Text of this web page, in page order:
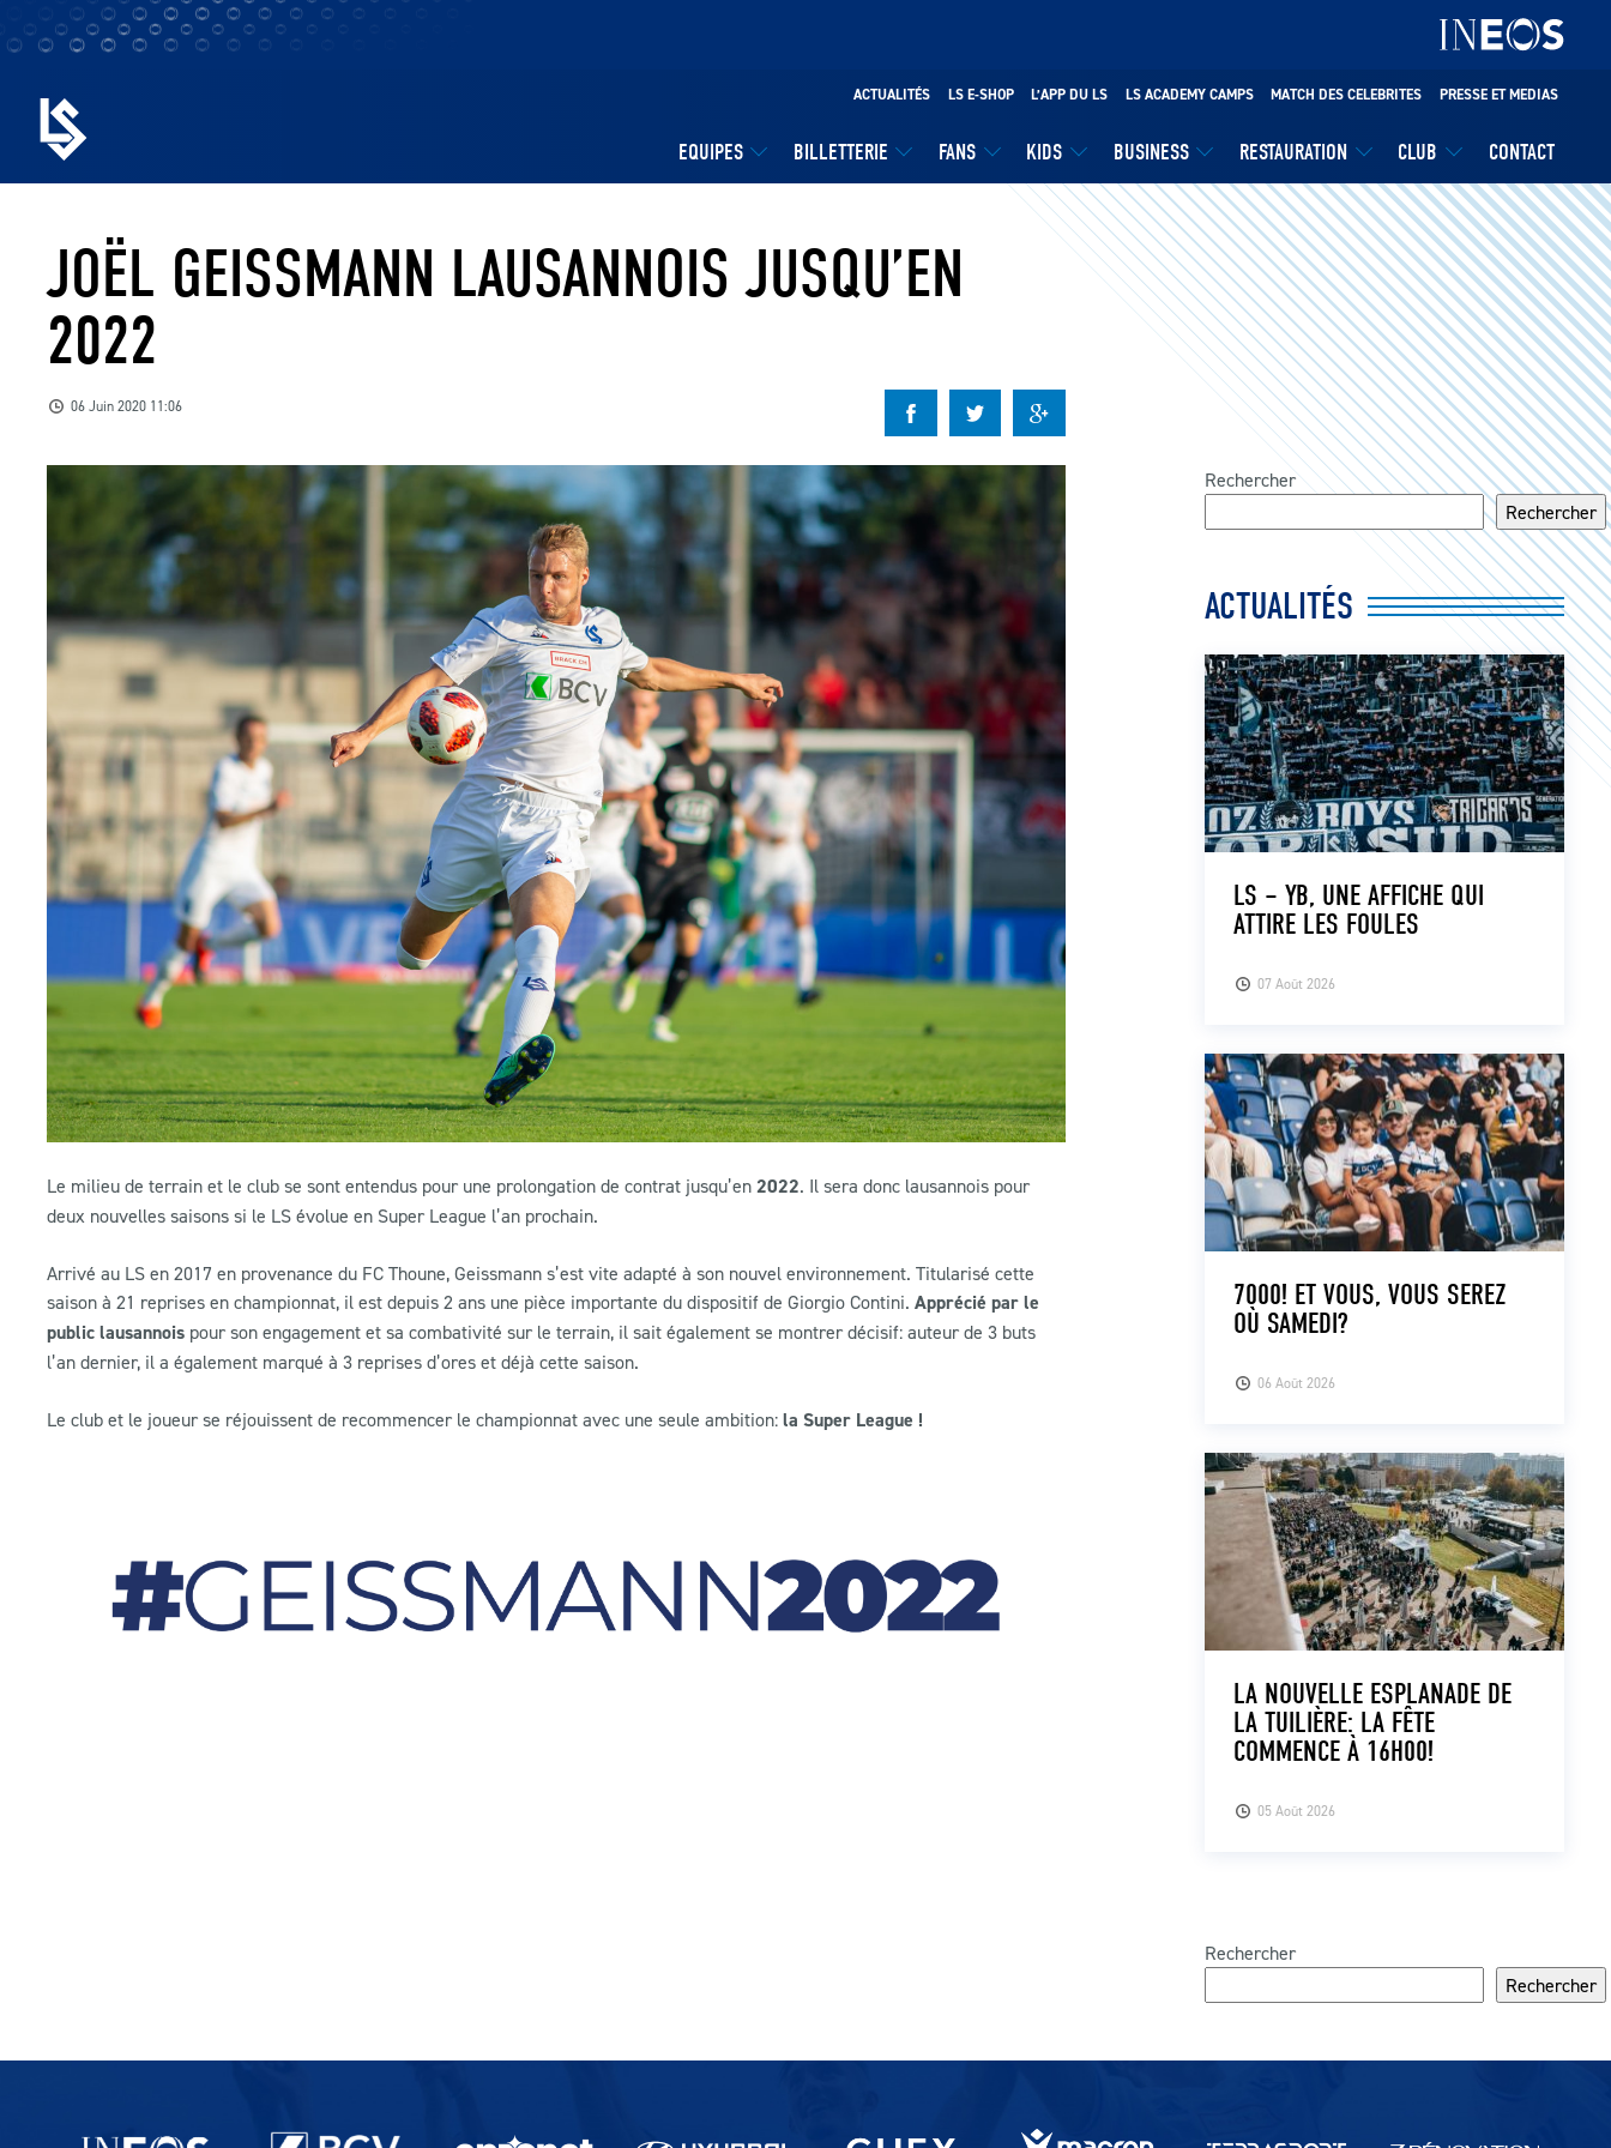
EQUIPES BILLETTERIE FANS KIDS BUSINESS RESTAURATION CLUB CONTACT
ACTUALITÉS LS E-SHOP L’APP DU LS LS ACADEMY CAMPS MATCH DES CELEBRITES PRESSE ET MEDIAS
JOËL GEISSMANN LAUSANNOIS JUSQU’EN
2022
06 Juin 2020 11:06
Le milieu de terrain et le club se sont entendus pour une prolongation de contrat jusqu’en 2022. Il sera donc lausannois pour
deux nouvelles saisons si le LS évolue en Super League l’an prochain.
Arrivé au LS en 2017 en provenance du FC Thoune, Geissmann s’est vite adapté à son nouvel environnement. Titularisé cette
saison à 21 reprises en championnat, il est depuis 2 ans une pièce importante du dispositif de Giorgio Contini. Apprécié par le
public lausannois pour son engagement et sa combativité sur le terrain, il sait également se montrer décisif: auteur de 3 buts
l’an dernier, il a également marqué à 3 reprises d’ores et déjà cette saison.
Le club et le joueur se réjouissent de recommencer le championnat avec une seule ambition: la Super League !
Rechercher
Rechercher
ACTUALITÉS
07 Août 2026
LS – YB, UNE AFFICHE QUI
ATTIRE LES FOULES
06 Août 2026
7000! ET VOUS, VOUS SEREZ
OÙ SAMEDI?
05 Août 2026
LA NOUVELLE ESPLANADE DE
LA TUILIÈRE: LA FÊTE
COMMENCE À 16H00!
Rechercher
Rechercher
Partenaires du lausanne-Sport